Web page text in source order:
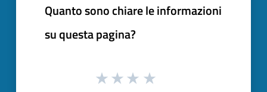
Quanto sono chiare le informazioni
su questa pagina?